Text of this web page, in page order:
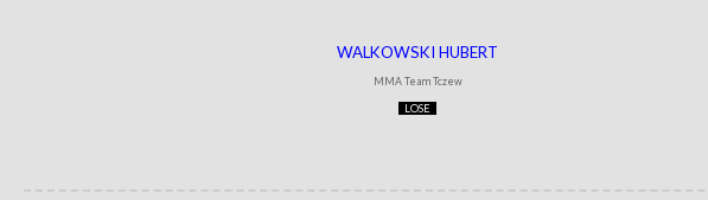
WALKOWSKI HUBERT
MMA Team Tczew
LOSE